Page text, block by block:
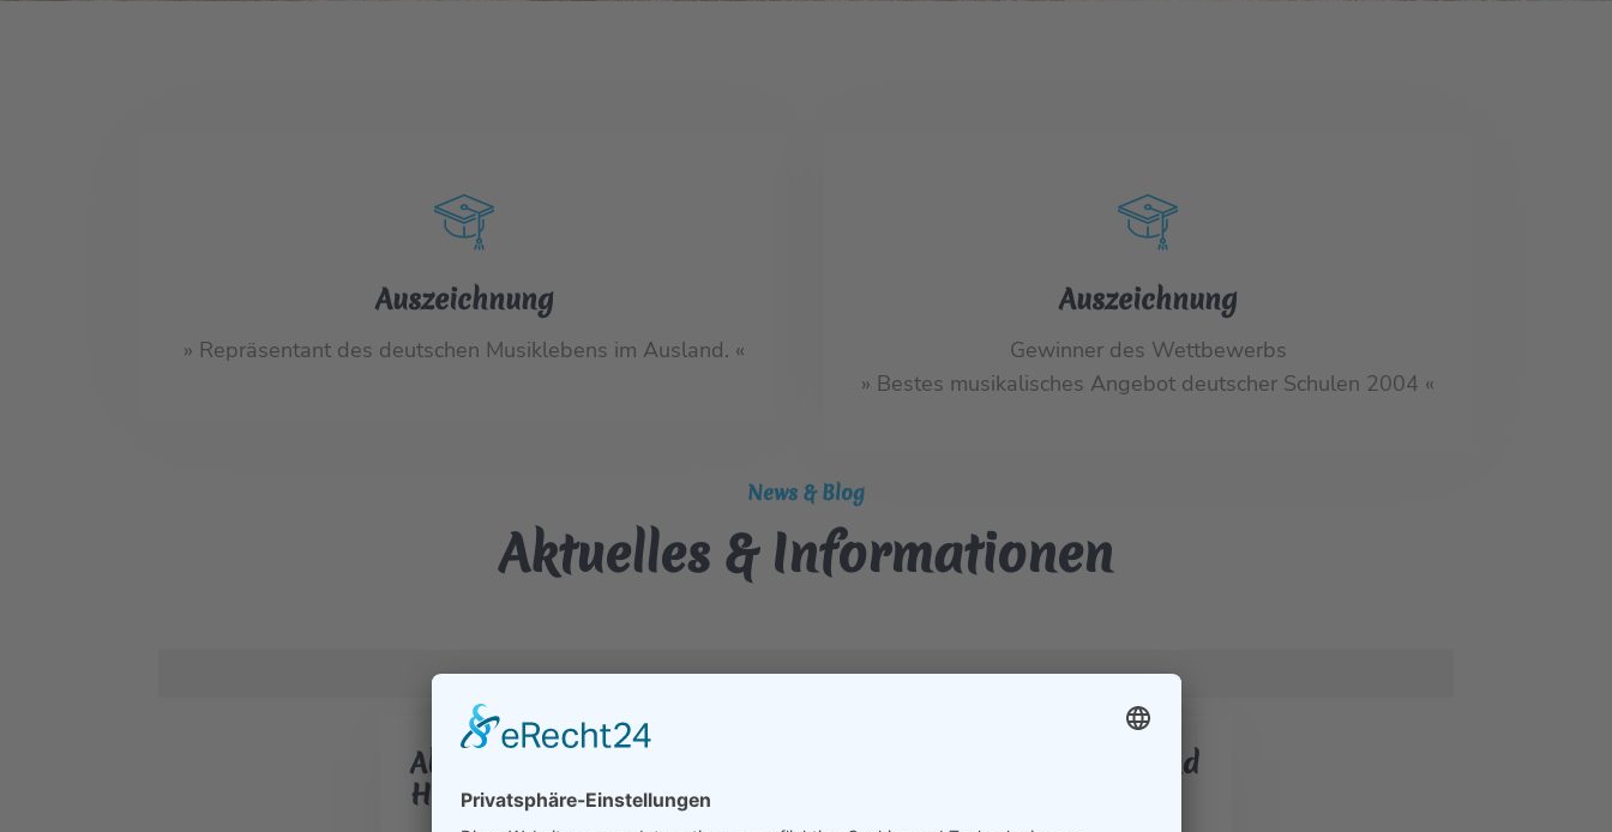
Auszeichnung
» Repräsentant des deutschen Musiklebens im Ausland. «
Auszeichnung
Gewinner des Wettbewerbs
» Bestes musikalisches Angebot deutscher Schulen 2004 «
News & Blog
Aktuelles & Informationen
Abschlusskonzerte Bad
Hersfelder Festspielsaison
Festakt 30 Jahre Chor und